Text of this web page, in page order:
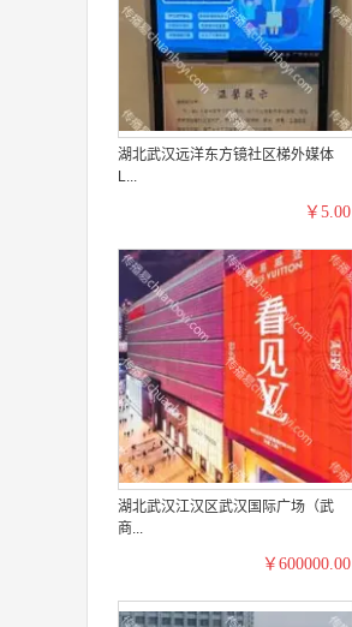
湖北武汉远洋东方镜社区梯外媒体
L...
￥5.00
湖北武汉江汉区武汉国际广场（武
商...
￥600000.00